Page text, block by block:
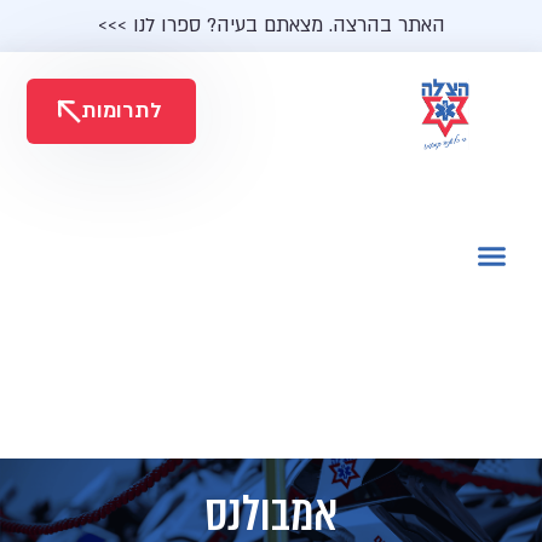
האתר בהרצה. מצאתם בעיה? ספרו לנו >>>
לתרומות
אמבולנס